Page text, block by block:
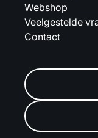
Webshop
Veelgestelde
Contact